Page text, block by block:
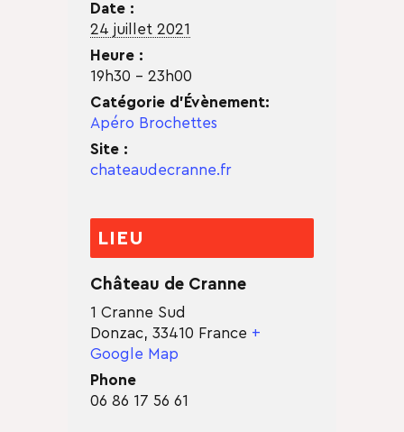
Date :
24 juillet 2021
Heure :
19h30 - 23h00
Catégorie d’Évènement:
Apéro Brochettes
Site :
chateaudecranne.fr
LIEU
Château de Cranne
1 Cranne Sud
Donzac, 33410 France +
Google Map
Phone
06 86 17 56 61